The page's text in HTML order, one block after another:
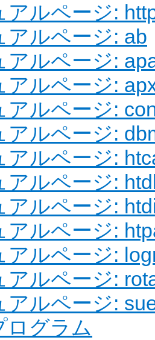
アルページ:
アルページ: ab
アルページ:
アルページ:
アルページ:
アルページ:
アルページ:
アルページ:
アルページ:
アルページ:
アルページ:
アルページ:
アルページ:
ログラム